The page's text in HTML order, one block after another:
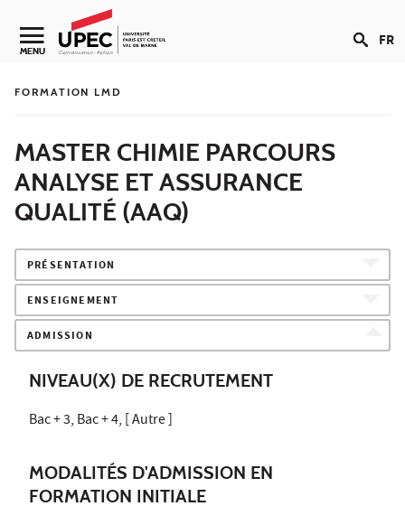
Aller au contenu
Navigation secondaire
MENU FR
FORMATION LMD
MASTER CHIMIE PARCOURS
ANALYSE ET ASSURANCE
QUALITÉ (AAQ)
PRÉSENTATION
ENSEIGNEMENT
ADMISSION
NIVEAU(X) DE RECRUTEMENT
Bac + 3, Bac + 4, [ Autre ]
MODALITÉS D'ADMISSION EN
FORMATION INITIALE